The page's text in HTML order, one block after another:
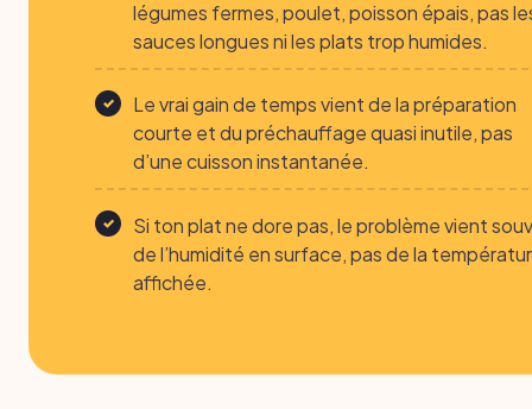
légumes fermes, poulet, poisson épais, pas
sauces longues ni les plats trop humides.
Le vrai gain de temps vient de la préparation
courte et du préchauffage quasi inutile, pas
d’une cuisson instantanée.
Si ton plat ne dore pas, le problème vient
de l’humidité en surface, pas de la
affichée.